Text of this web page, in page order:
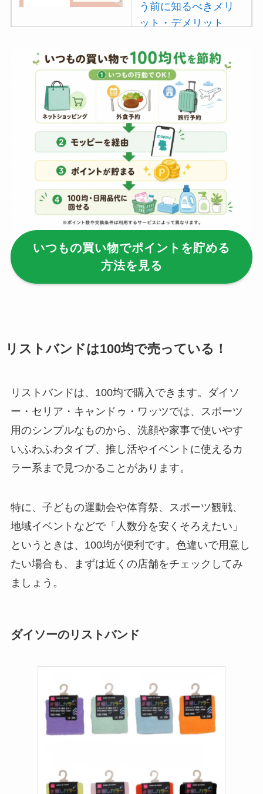
う前に知るべきメリ
ット・デメリット
【100均】ダイソー/
セリア等でポイズン
リムーバーは買え
る？使い方や選び方
を解説！
【100均】ダイソー/
セリア等でフロアラ
バーほうきは買え
る？選び方＆使い方
を徹底ガイド！
【100均】ダイソー/
セリア等でハンディ
ファンカバーは買え
【100均】ダイソー/
方とおすすめも紹
介！
【100均】ダイソー/
セリア等でスパイス
ミルは買える？手
ドの違いもわかりや
すく解説！
【100均】ダイソー/
セリア等でチャイル
ープ用LEDライトは
買える？人気アイテ
ムと選び方のコツを
解説！
ー収納ポーチは買え
いつもの買い物でポイントを貯める
方法を見る
リストバンドは100均で売っている！
リストバンドは、100均で購入できます。ダイソ
ー・セリア・キャンドゥ・ワッツでは、スポーツ
用のシンプルなものから、洗顔や家事で使いやす
いふわふわタイプ、推し活やイベントに使えるカ
ラー系まで見つかることがあります。
特に、子どもの運動会や体育祭、スポーツ観戦、
地域イベントなどで「人数分を安くそろえたい」
というときは、100均が便利です。色違いで用意し
たい場合も、まずは近くの店舗をチェックしてみ
ましょう。
ダイソーのリストバンド